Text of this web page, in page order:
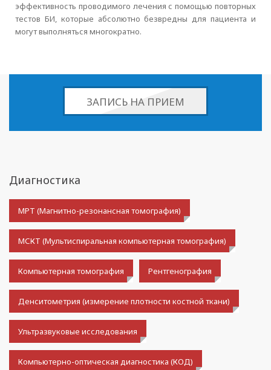
эффективность проводимого лечения с помощью повторных
тестов БИ, которые абсолютно безвредны для пациента и
могут выполняться многократно.
ЗАПИСЬ НА ПРИЕМ
Диагностика
МРТ (Магнитно-резонансная томография)
МСКТ (Мультиспиральная компьютерная томография)
Компьютерная томография Рентгенография
Денситометрия (измерение плотности костной ткани)
Ультразвуковые исследования
Компьютерно-оптическая диагностика (КОД)